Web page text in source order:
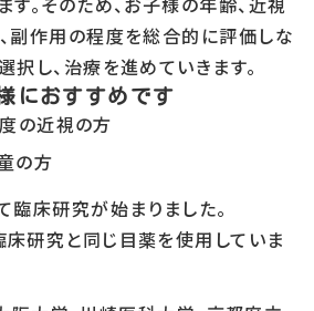
副作用の程度を総合的に評価しな
択し、治療を進めていきます。
におすすめです
の近視の方
の方
臨床研究が始まりました。
研究と同じ目薬を使用していま